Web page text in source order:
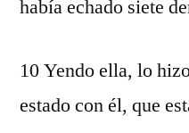
había echado siete
10 Yendo ella, lo
estado con él, que